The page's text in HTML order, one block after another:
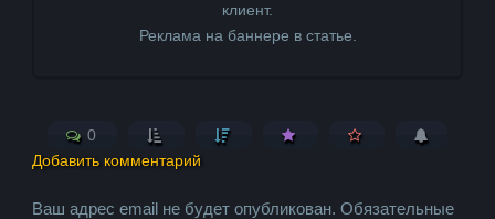
клиент.
Реклама на баннере в статье.
0
Добавить комментарий
Ваш адрес email не будет опубликован. Обязательные